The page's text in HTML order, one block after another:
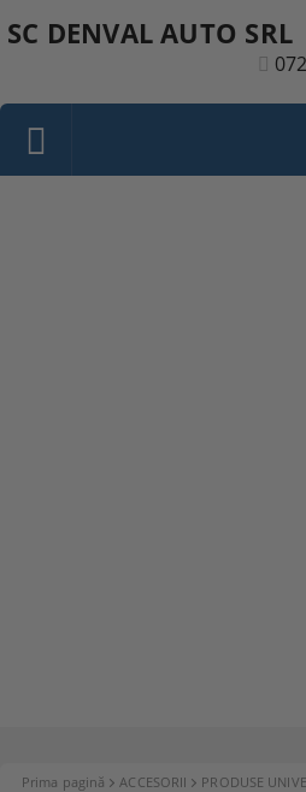
SC DENVAL AUTO SRL
Prima pagină ACCESORII PRODUSE